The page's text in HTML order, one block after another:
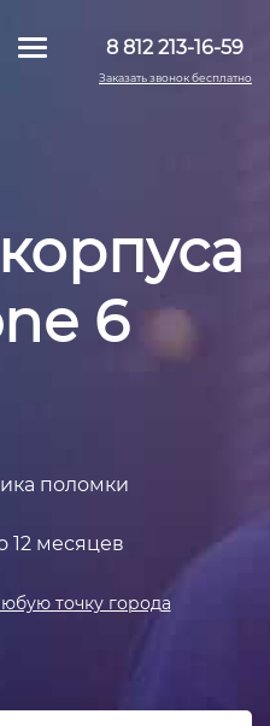
8 812 213-16-59
Заказать звонок бесплатно
6
поломки
12 месяцев
точку города